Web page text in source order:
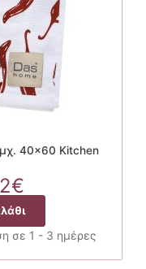
40×60 Kitchen
€Η
τρέχουσα
τιμή
είναι:
9.52€.
σε 1 - 3 ημέρες